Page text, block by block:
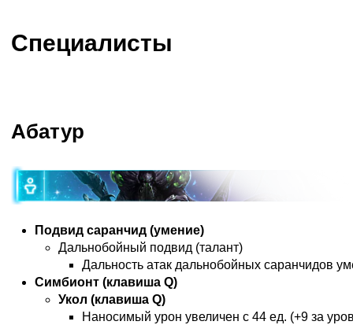
Специалисты
Абатур
Подвид саранчид (умение)
Дальнобойный подвид (талант)
Дальность атак дальнобойных саранчидов
Симбионт (клавиша Q)
Укол (клавиша Q)
Наносимый урон увеличен с 44 ед. (+9 за